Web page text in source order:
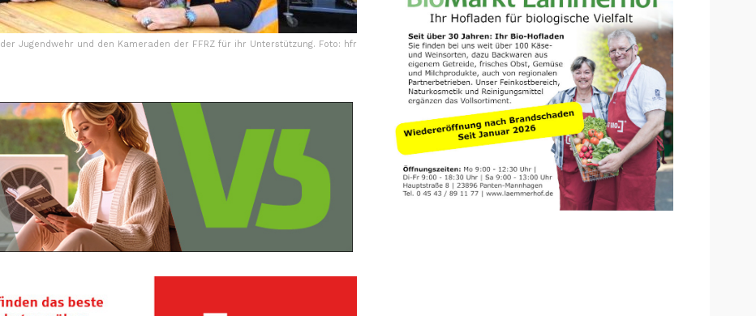
Jugendwehr und den Kameraden der FFRZ für ihr Unterstützung. Foto: hfr